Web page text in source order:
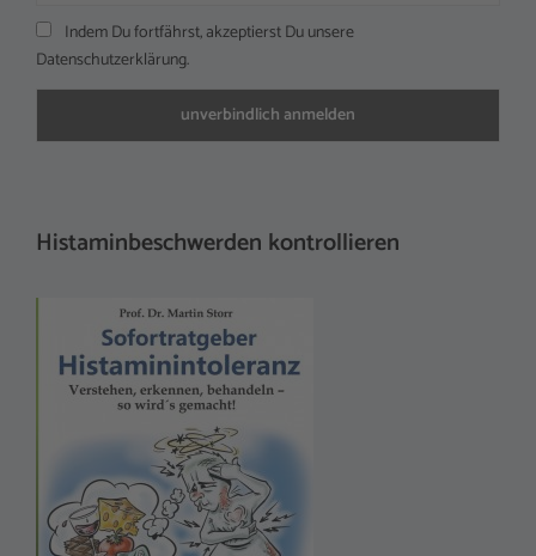
Indem Du fortfährst, akzeptierst Du unsere
Datenschutzerklärung.
Histaminbeschwerden kontrollieren